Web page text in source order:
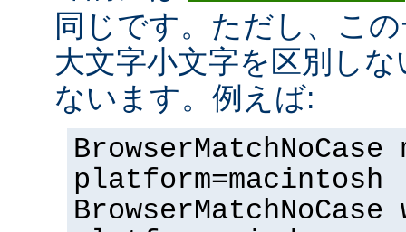
同じです。ただし、こ
大文字小文字を区別し
ないます。例えば:
BrowserMatchNoCase
platform=macintosh
BrowserMatchNoCase